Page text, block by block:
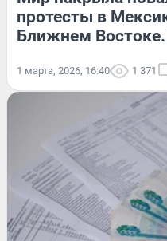
протесты в
Ближнем Востоке.
1 марта, 2026, 16:40 1 371